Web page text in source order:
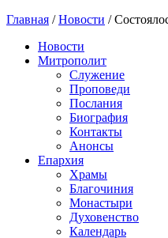
Главная /Новости /
Новости
Митрополит
Служение
Проповеди
Послания
Биография
Контакты
Анонсы
Епархия
Храмы
Благочиния
Монастыри
Духовенство
Календарь